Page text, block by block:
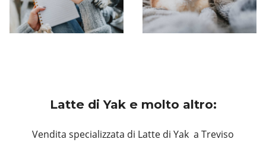
Latte di Yak e molto altro:
Vendita specializzata di Latte di Yak a Treviso